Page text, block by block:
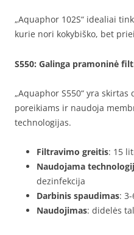
„Aquaphor 102S“ idealiai
kurie nori kokybiško, bet
S550: Galinga pramoninė
„Aquaphor S550“ yra
poreikiams ir naudoja
technologijas.
Filtravimo greitis: 15
Naudojama
dezinfekcija
Darbinis spaudimas:
Naudojimas: didelės